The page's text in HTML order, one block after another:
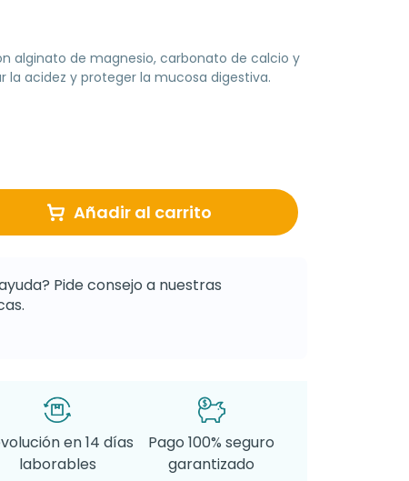
alginato de magnesio, carbonato de calcio y
la acidez y proteger la mucosa digestiva.
Añadir al carrito
Pide consejo a nuestras
en 14 días
laborables
Pago 100% seguro
garantizado